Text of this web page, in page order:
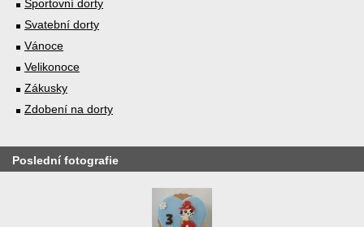
Sportovní dorty
Svatební dorty
Vánoce
Velikonoce
Zákusky
Zdobení na dorty
Poslední fotografie